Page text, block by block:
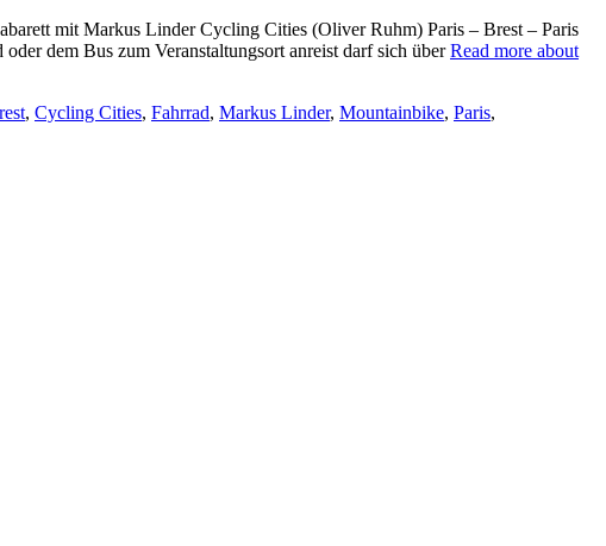
mit Markus Linder Cycling Cities (Oliver Ruhm) Paris – Brest – Paris
dem Bus zum Veranstaltungsort anreist darf sich überRead more about
, Cycling Cities, Fahrrad, Markus Linder, Mountainbike, Paris,